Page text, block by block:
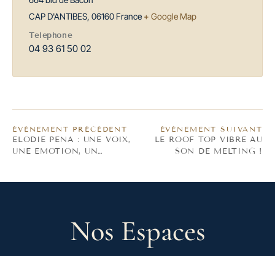
CAP D'ANTIBES, 06160 France + Google Map
Téléphone
04 93 61 50 02
ÉVÈNEMENT PRÉCÉDENT
ELODIE PENA : UNE VOIX,
UNE EMOTION, UN
ÉVÈNEMENT SUIVANT
LE ROOF TOP VIBRE AU
SON DE MELTING !
Nos Espaces